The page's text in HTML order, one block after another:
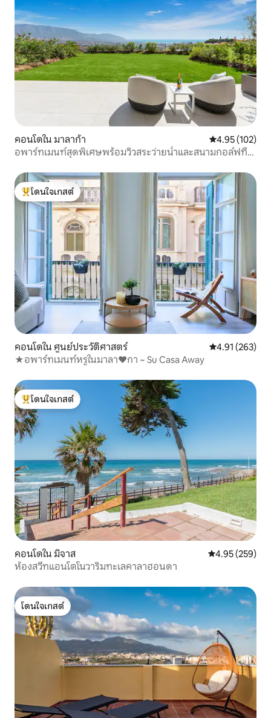
คอนโดใน มาลาก้า คะแนนเฉลี่ย
4.95 (102)
อพาร์ทเมนท์สุดพิเศษพร้อมวิวสระว่ายน้ำและสนามกอล์ฟที่
โดนใจเกสต์ที่สุด
โดนใจเกสต์
คอนโดใน ศูนย์ประวัติศาสตร์ คะแนนเฉลี่ย
4.91 (263)
★อพาร์ทเมนท์หรูในมาลา♥กา ~ Su Casa Away
โดนใจเกสต์ที่สุด
โดนใจเกสต์
คอนโดใน มิจาส คะแนนเฉลี่ย
4.95 (259)
ห้องสวีทแอนโตโนวาริมทะเลคาลาฮอนดา
โดนใจเกสต์
โดนใจเกสต์